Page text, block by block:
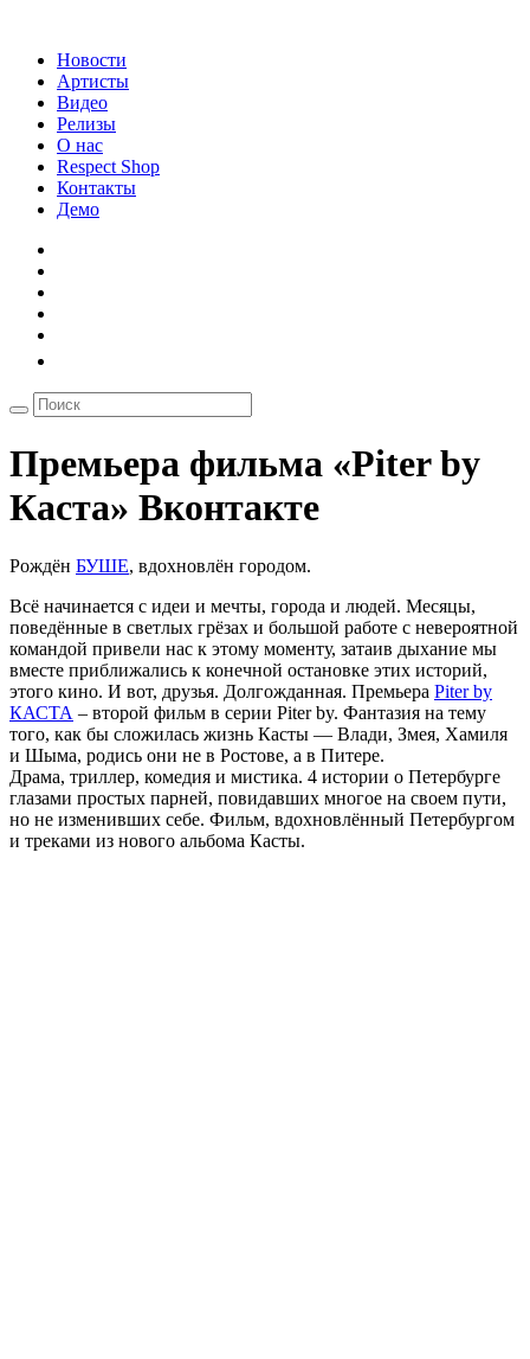
Новости
Артисты
Видео
Релизы
О нас
Respect Shop
Контакты
Демо
Премьера фильма «Piter by
Каста» Вконтакте
Рождён БУШЕ, вдохновлён городом.
Всё начинается с идеи и мечты, города и людей. Месяцы,
поведённые в светлых грёзах и большой работе с невероятной
командой привели нас к этому моменту, затаив дыхание мы
вместе приближались к конечной остановке этих историй,
этого кино. И вот, друзья. Долгожданная. Премьера Piter by
КАСТА – второй фильм в серии Piter by. Фантазия на тему
того, как бы сложилась жизнь Касты — Влади, Змея, Хамиля
и Шыма, родись они не в Ростове, а в Питере.
Драма, триллер, комедия и мистика. 4 истории о Петербурге
глазами простых парней, повидавших многое на своем пути,
но не изменивших себе. Фильм, вдохновлённый Петербургом
и треками из нового альбома Касты.